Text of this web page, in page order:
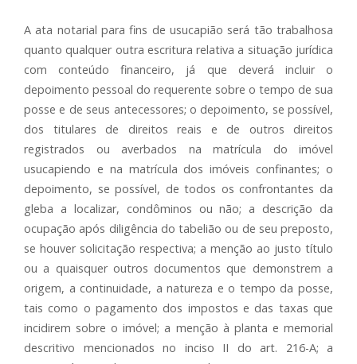
A ata notarial para fins de usucapião será tão trabalhosa
quanto qualquer outra escritura relativa a situação jurídica
com conteúdo financeiro, já que deverá incluir o
depoimento pessoal do requerente sobre o tempo de sua
posse e de seus antecessores; o depoimento, se possível,
dos titulares de direitos reais e de outros direitos
registrados ou averbados na matrícula do imóvel
usucapiendo e na matrícula dos imóveis confinantes; o
depoimento, se possível, de todos os confrontantes da
gleba a localizar, condôminos ou não; a descrição da
ocupação após diligência do tabelião ou de seu preposto,
se houver solicitação respectiva; a menção ao justo título
ou a quaisquer outros documentos que demonstrem a
origem, a continuidade, a natureza e o tempo da posse,
tais como o pagamento dos impostos e das taxas que
incidirem sobre o imóvel; a menção à planta e memorial
descritivo mencionados no inciso II do art. 216-A; a